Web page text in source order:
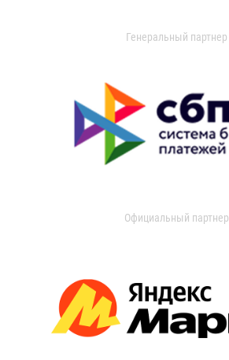
Генеральный партнер
Официальный партнер